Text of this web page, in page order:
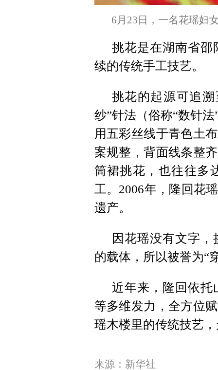
6月23日，一名花瑶妇
挑花是在湖南省邵
续的传统手工技艺。
挑花的起源可追
纱”针法（俗称“数针
用五彩丝线于青色土
案规整，背面线条整
筒裙挑花，也往往多
工。2006年，隆回花
遗产。
因花瑶没有文字
的载体，所以被誉为“
近年来，隆回依托
等多维发力，全方位
瑶木楼里的传统技艺
来源：新华社